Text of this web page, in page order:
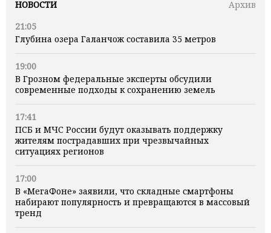
НОВОСТИ
Архив
21:05
Глубина озера Галанчож составила 35 метров
19:00
В Грозном федеральные эксперты обсудили
современные подходы к сохранению земель
17:41
ПСБ и МЧС России будут оказывать поддержку
жителям пострадавших при чрезвычайных
ситуациях регионов
17:00
В «МегаФоне» заявили, что складные смартфоны
набирают популярность и превращаются в массовый
тренд